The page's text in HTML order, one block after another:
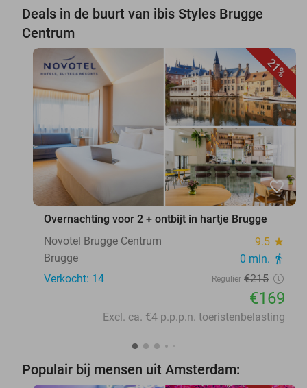
Deals in de buurt van ibis Styles Brugge
Centrum
21%
favorite_border
Overnachting voor 2 + ontbijt in hartje Brugge
Novotel Brugge Centrum
9.5 star
Brugge 0 min. directions_walk
Verkocht: 14 Regulier €215
€169
Excl. ca. €4 p.p.p.n. toeristenbelasting
Populair bij mensen uit Amsterdam: